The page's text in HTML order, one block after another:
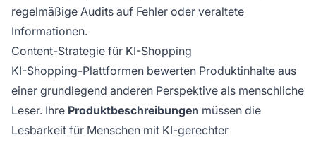
regelmäßige Audits auf Fehler oder veraltete
Informationen.
Content-Strategie für KI-Shopping
KI-Shopping-Plattformen bewerten Produktinhalte aus
einer grundlegend anderen Perspektive als menschliche
Leser. Ihre Produktbeschreibungen müssen die
Lesbarkeit für Menschen mit KI-gerechter